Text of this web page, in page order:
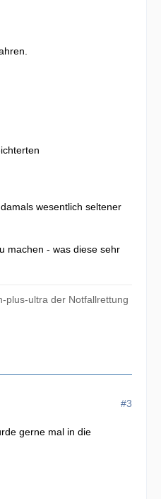
wesentlich seltener
machen - was diese sehr
plus-ultra der Notfallrettung
#3
gerne mal in die